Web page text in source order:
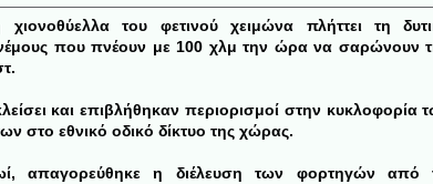
του φετινού χειμώνα πλήττει τη
που πνέουν με 100 χλμ την ώρα να σαρώνουν
και επιβλήθηκαν περιορισμοί στην κυκλοφορία
στο εθνικό οδικό δίκτυο της χώρας.
απαγορεύθηκε η διέλευση των φορτηγών από